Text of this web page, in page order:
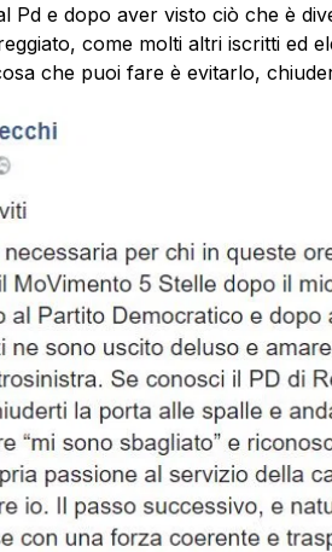
Pd e dopo aver visto ciò che è
come molti altri iscritti ed
che puoi fare è evitarlo,